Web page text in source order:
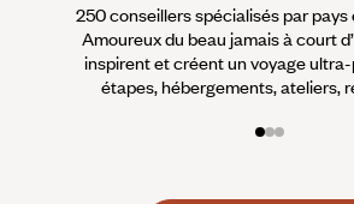
250 conseillers spécialisés par pays
Amoureux du beau jamais à court
inspirent et créent un voyage
étapes, hébergements, ateliers,